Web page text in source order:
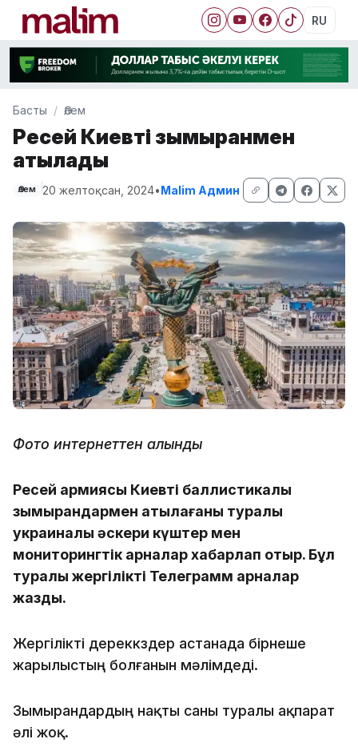
RU
Басты Әлем
Ресей Киевті зымыранмен
атқылады
Әлем 20 желтоқсан, 2024•Malim Админ
Фото интернеттен алынды
Ресей армиясы Киевті баллистикалық
зымырандармен атқылағаны туралы
украиналық әскери күштер мен
мониторингтік арналар хабарлап отыр. Бұл
туралы жергілікті Телеграмм арналар
жазды.
Жергілікті дереккөздер астанада бірнеше
жарылыстың болғанын мәлімдеді.
Зымырандардың нақты саны туралы ақпарат
әлі жоқ.